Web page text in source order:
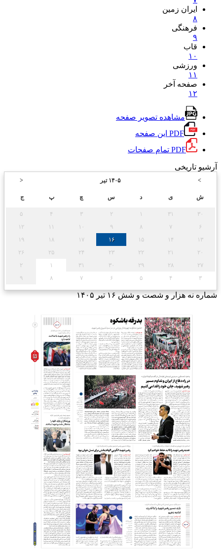
ایران زمین
۸
فرهنگی
۹
قاب
۱۰
ورزشی
۱۱
صفحه آخر
۱۲
مشاهده تصویر صفحه
PDF این صفحه
PDF تمام صفحات
آرشیو تاریخی
< ۱۴۰۵ تیر >
ش ی د س چ پ ج
۳۰ ۳۱ ۱ ۲ ۳ ۴
۵
۶
۷ ۸ ۹ ۱۰ ۱۱
۱۲
۱۳
۱۴ ۱۵ ۱۶ ۱۷ ۱۸
۱۹
۲۰
۲۱ ۲۲ ۲۳ ۲۴ ۲۵
۲۶
۲۷
۲۸ ۲۹ ۳۰ ۳۱ ۱
۲
۳
۴ ۵ ۶ ۷ ۸ ۹
شماره نه هزار و شصت و شش۱۶ تیر ۱۴۰۵